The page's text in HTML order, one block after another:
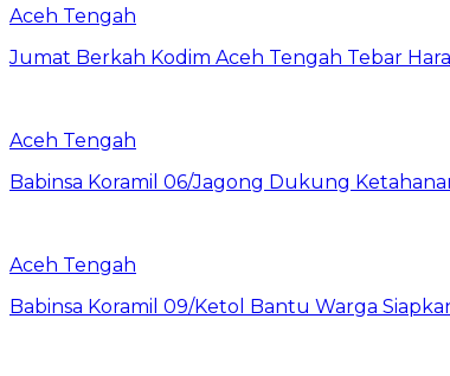
Aceh Tengah
Jumat Berkah Kodim Aceh Tengah Tebar
Aceh Tengah
‎Babinsa Koramil 06/Jagong Dukung
Aceh Tengah
‎Babinsa Koramil 09/Ketol Bantu Warga